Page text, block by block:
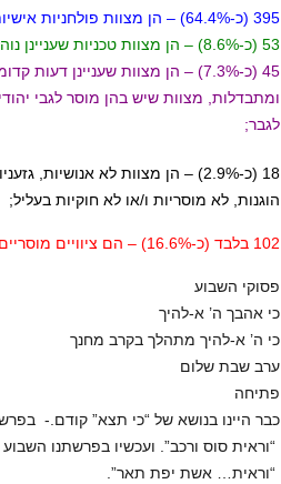
395 (כ-64.4%) – הן מצוות פולחניות אישיות או הקשורות לבית המקדש בלבד;
53 (כ-8.6%) – הן מצוות טכניות שעניינן נוהל בית דין, ואינן עניין לפרט;
45 (כ-7.3%) – הן מצוות שעניינן
ומתבדלות, מצוות שיש בהן מוסר לגבי
לגבר;
18 (כ-2.9%) – הן מצוות לא
הוגנות, לא מוסריות ו/או לא חוקיות בעליל;
102 בלבד (כ-16.6%) – הם ציוויים מוסריים, שניתן להגדירם “ערכים אנושיים”.
פסוקי השבוע
כי אהבך ה’ א-להיך
כי ה’ א-להיך מתהלך בקרב מחנך
ערב שבת שלום
פתיחה
כבר היינו בנושא של “כי תצא” קודם.-
“וראית סוס ורכב”. ועכשיו בפרשתנו
“וראית… אשת יפת תאר”.